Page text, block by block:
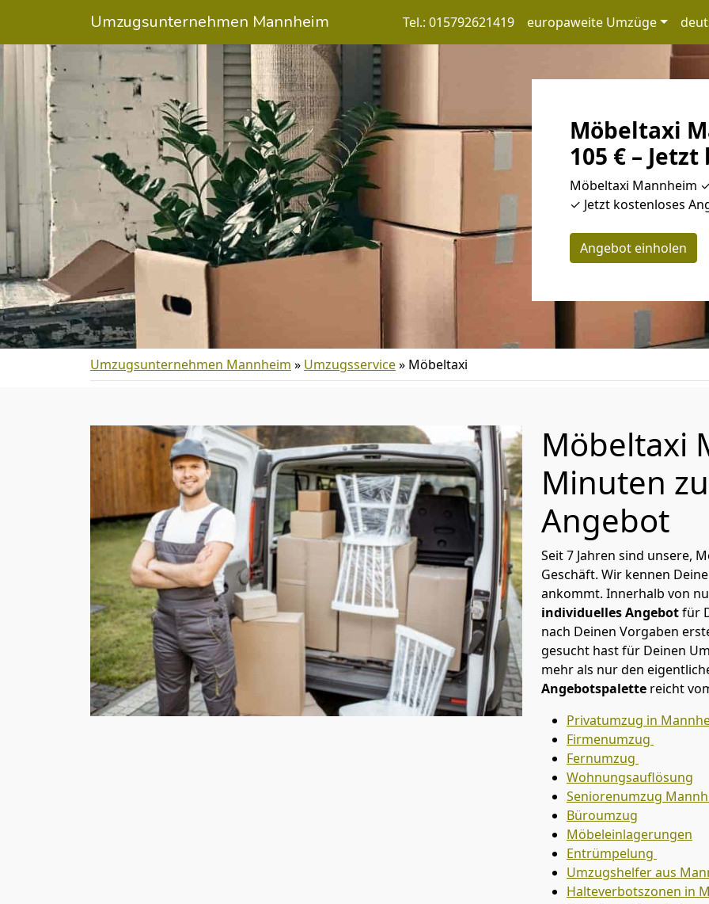
Umzugsunternehmen Mannheim Tel.: 015792621419 europaweite Umzüge
Möbeltaxi
105 € –
Möbeltaxi Mannheim
✓ Jetzt kostenloses
Angebot einholen
Umzugsunternehmen Mannheim » Umzugsservice» Möbeltaxi
Möbeltaxi
Minuten
Angebot
Seit 7 Jahren sind unsere,
Geschäft. Wir kennen
ankommt. Innerhalb von
individuelles Angebotfür
nach Deinen Vorgaben
gesucht hast für Deinen
mehr als nur den
Angebotspalette reicht
Privatumzug in
Firmenumzug
Fernumzug
Wohnungsauflösung
Seniorenumzug
Büroumzug
Möbeleinlagerungen
Entrümpelung
Umzugshelfer aus
Halteverbotszonen in